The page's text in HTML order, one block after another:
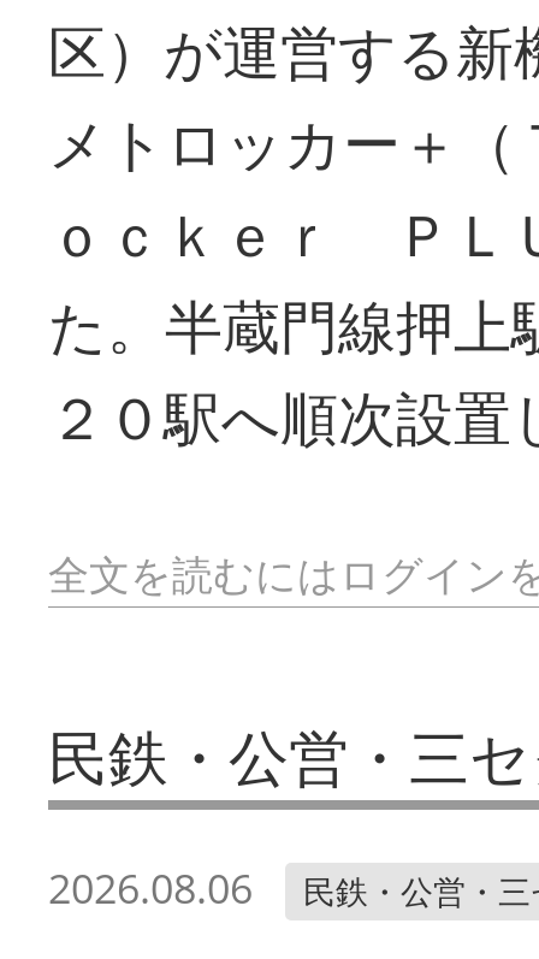
区）が運営する
メトロッカー＋
ｏｃｋｅｒ ＰＬ
た。半蔵門線押
２０駅へ順次設
全文を読むにはログイン
民鉄・公営・三
2026.08.06 民鉄・公営・